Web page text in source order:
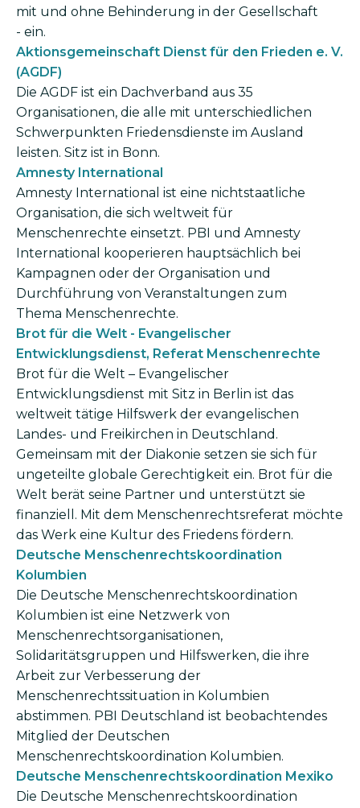
mit und ohne Behinderung in der Gesellschaft
- ein.
Aktionsgemeinschaft Dienst für den Frieden e. V.
(AGDF)
Die AGDF ist ein Dachverband aus 35
Organisationen, die alle mit unterschiedlichen
Schwerpunkten Friedensdienste im Ausland
leisten. Sitz ist in Bonn.
Amnesty International
Amnesty International ist eine nichtstaatliche
Organisation, die sich weltweit für
Menschenrechte einsetzt. PBI und Amnesty
International kooperieren hauptsächlich bei
Kampagnen oder der Organisation und
Durchführung von Veranstaltungen zum
Thema Menschenrechte.
Brot für die Welt - Evangelischer
Entwicklungsdienst, Referat Menschenrechte
Brot für die Welt – Evangelischer
Entwicklungsdienst mit Sitz in Berlin ist das
weltweit tätige Hilfswerk der evangelischen
Landes- und Freikirchen in Deutschland.
Gemeinsam mit der Diakonie setzen sie sich für
ungeteilte globale Gerechtigkeit ein. Brot für die
Welt berät seine Partner und unterstützt sie
finanziell. Mit dem Menschen­rechtsreferat möchte
das Werk eine Kultur des Friedens fördern.
Deutsche Menschenrechtskoordination
Kolumbien
Die Deutsche Menschenrechts­koordination
Kolumbien ist eine Netzwerk von
Menschenrechtsorganisationen,
Solidaritätsgruppen und Hilfswerken, die ihre
Arbeit zur Verbesserung der
Menschenrechtssituation in Kolumbien
abstimmen. PBI Deutschland ist beobachtendes
Mitglied der Deutschen
Menschenrechtskoordination Kolumbien.
Deutsche Menschenrechtskoordination Mexiko
Die Deutsche Menschenrechts­koordination